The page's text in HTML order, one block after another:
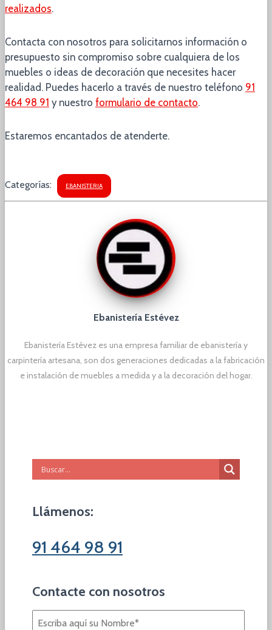
realizados.
Contacta con nosotros para solicitarnos información o
presupuesto sin compromiso sobre cualquiera de los
muebles o ideas de decoración que necesites hacer
realidad. Puedes hacerlo a través de nuestro teléfono 91
464 98 91 y nuestro formulario de contacto.
Estaremos encantados de atenderte.
Categorías: EBANISTERIA
Ebanistería Estévez
Ebanistería Estévez es una empresa familiar de ebanistería y
carpintería artesana, son dos generaciones dedicadas a la fabricación
e instalación de muebles a medida y a la decoración del hogar.
Llámenos:
91 464 98 91
Contacte con nosotros